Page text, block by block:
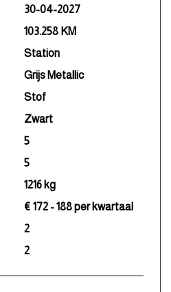
30-04-2027
103.258 KM
Station
Grijs Metallic
Stof
Zwart
5
5
1216 kg
€ 172 - 188 per kwartaal
2
2